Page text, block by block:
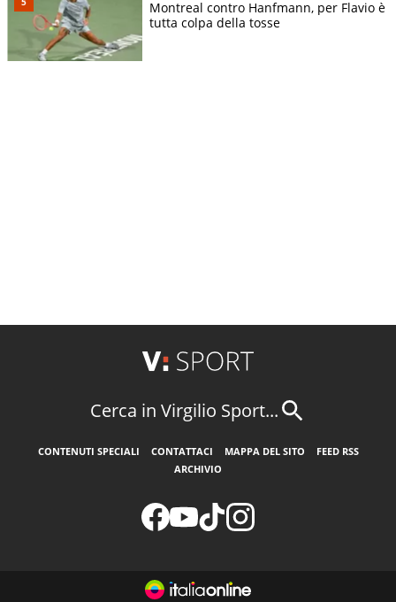
Montreal contro Hanfmann, per Flavio è
tutta colpa della tosse
Cerca in Virgilio Sport...
CONTENUTI SPECIALI CONTATTACI MAPPA DEL SITO
FEED RSS
ARCHIVIO